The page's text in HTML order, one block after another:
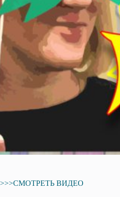
>>>СМОТРЕТЬ ВИДЕО